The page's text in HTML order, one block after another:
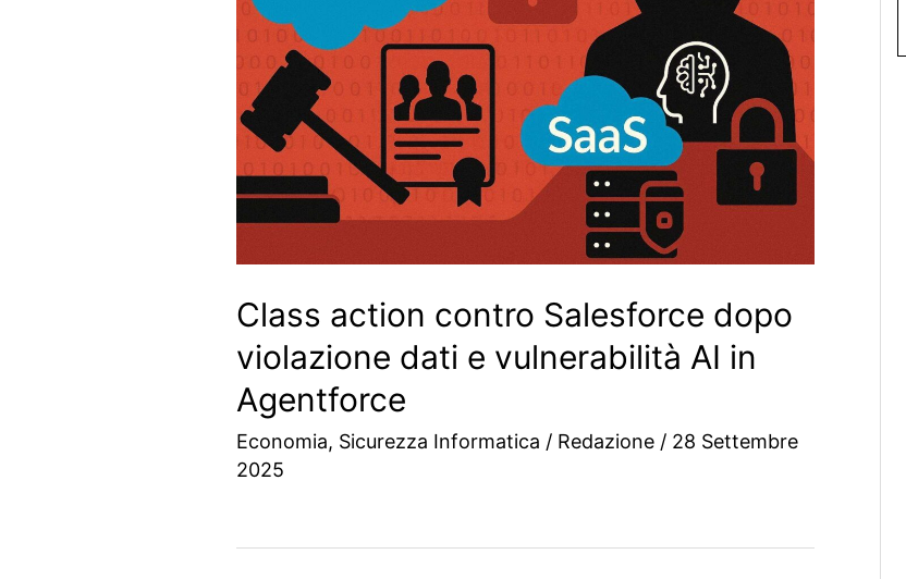
Class action contro Salesforce dopo
violazione dati e vulnerabilità AI in
Agentforce
Economia, Sicurezza Informatica / Redazione / 28 Settembre
2025